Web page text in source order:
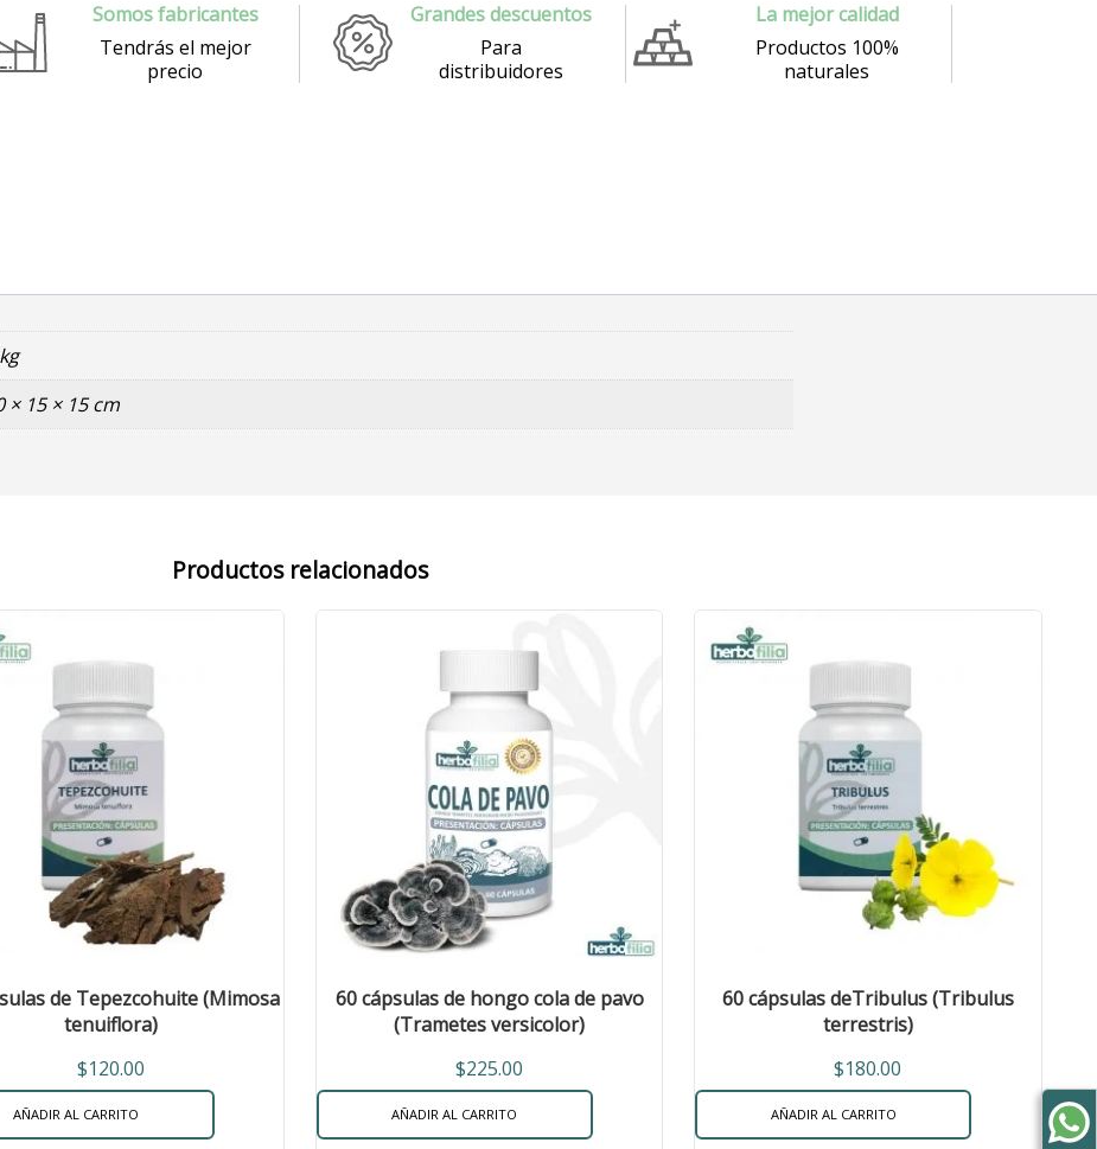
Somos fabricantes
Tendrás el mejor
precio
Grandes descuentos
Para
distribuidores
La mejor calidad
Productos 100%
naturales
× 15 × 15 cm
Productos relacionados
de Tepezcohuite (Mimosa
tenuiflora)
$120.00
AÑADIR AL CARRITO
60 cápsulas de hongo cola de pavo
(Trametes versicolor)
$225.00
AÑADIR AL CARRITO
60 cápsulas deTribulus (Tribulus
terrestris)
$180.00
AÑADIR AL CARRITO